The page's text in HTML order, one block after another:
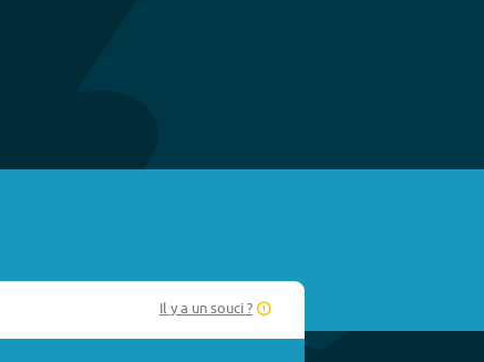
Il y a un souci ?